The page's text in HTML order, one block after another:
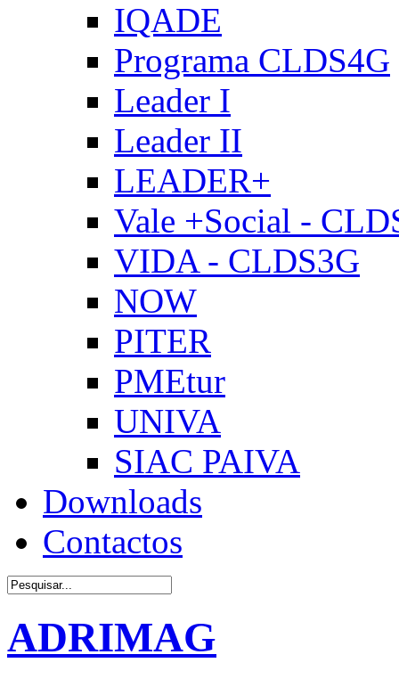
IQADE
Programa CLDS4G
Leader I
Leader II
LEADER+
Vale +Social -
VIDA - CLDS3G
NOW
PITER
PMEtur
UNIVA
SIAC PAIVA
Downloads
Contactos
ADRIMAG